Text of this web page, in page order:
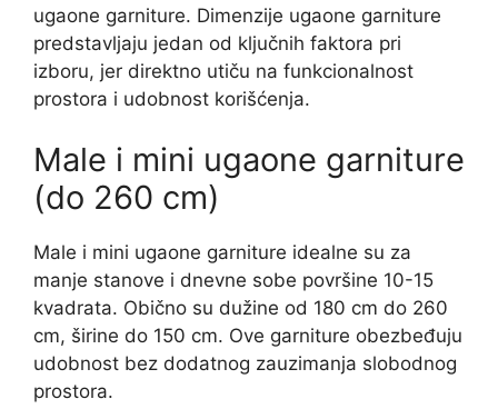
ugaone garniture. Dimenzije ugaone garniture
predstavljaju jedan od ključnih faktora pri
izboru, jer direktno utiču na funkcionalnost
prostora i udobnost korišćenja.
Male i mini ugaone garniture
(do 260 cm)
Male i mini ugaone garniture idealne su za
manje stanove i dnevne sobe površine 10-15
kvadrata. Obično su dužine od 180 cm do 260
cm, širine do 150 cm. Ove garniture obezbeđuju
udobnost bez dodatnog zauzimanja slobodnog
prostora.